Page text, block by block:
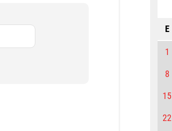
E
1
8
15
22